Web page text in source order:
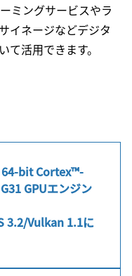
ミングサービスやラ
イネージなどデジタ
活用できます。
bit Cortex™-
GPUエンジン
3.2/Vulkan 1.1に